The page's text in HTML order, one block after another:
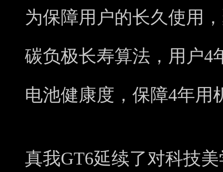
为保障用户的长久使用
碳负极长寿算法，用户4
电池健康度，保障4年用
真我GT6延续了对科技